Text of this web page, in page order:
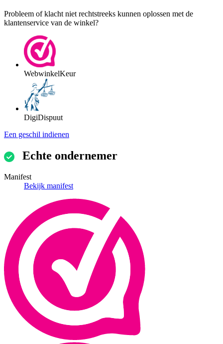
Probleem of klacht niet rechtstreeks kunnen oplossen met de
klantenservice van de winkel?
WebwinkelKeur
DigiDispuut
Een geschil indienen
Echte ondernemer
Manifest
Bekijk manifest